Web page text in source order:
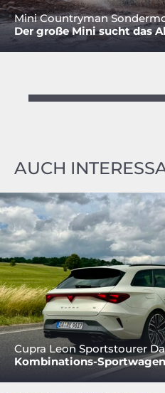
Mini Countryman
Der große Mini sucht das
AUCH
Cupra Leon Sportstourer
Kombinations-Sportwagen